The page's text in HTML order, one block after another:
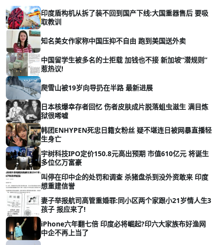
印度盾构机从拆了装不回到国产下线:大国重器售后 要吸
取教训
知名美女作家称中国压抑不自由 跑到美国送外卖
中国留学生被多名的士拒载 加钱也不接 新加坡“潜规则”
惹热议!
爬雪山被19岁向导扔在半路 最新进展
日本核爆幸存者回忆 伤者皮肤成片脱落蛆虫滋生 满目炼
狱很唏嘘
韩团ENHYPEN死忠日籍女粉丝 疑不堪连日被网暴直播轻
生身亡
宇树科技IPO定价150.8元高出预期 市值610亿元 将诞生
多位亿万富豪
叫停在印中企的处罚和调查 杀猪盘杀到没外资敢来 印度
想重建信誉
妻子举报航司高管重婚罪:同小区两个家跟小21岁情人生3
孩子 报应来了!
iPhone六年翻七倍 印度必将崛起?印六大家族布好渔网
中企不再上当了